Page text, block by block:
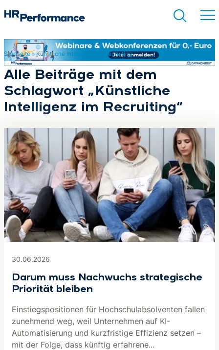
Suchen
Startseite» Künstliche Intelligenz im Recruiting
Alle Beiträge mit dem
Schlagwort „Künstliche
Intelligenz im Recruiting“
30.06.2026
Darum muss Nachwuchs strategische
Priorität bleiben
Einstiegspositionen für Hochschulabsolventen fallen
zunehmend weg, weil Unternehmen auf KI-
Automatisierung und kurzfristige Effizienz setzen –
mit der Folge, dass künftig erfahrene...